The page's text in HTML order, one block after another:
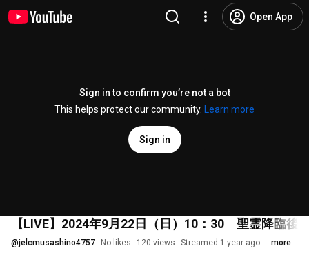
Open App
Sign in to confirm you’re not a bot
This helps protect our community.
Learn more
Sign in
【LIVE】2024年9月22日（日）10：30 聖霊降
@jelcmusashino4757 No likes 120 views Streamed 1 year ago more